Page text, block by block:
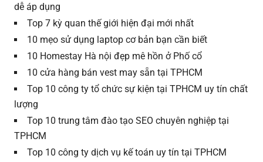
dễ áp dụng
Top 7 kỳ quan thế giới hiện đại mới nhất
10 mẹo sử dụng laptop cơ bản bạn cần biết
10 Homestay Hà nội đẹp mê hồn ở Phố cổ
10 cửa hàng bán vest may sẵn tại TPHCM
Top 10 công ty tổ chức sự kiện tại TPHCM uy tín chất
lượng
Top 10 trung tâm đào tạo SEO chuyên nghiệp tại
TPHCM
Top 10 công ty dịch vụ kế toán uy tín tại TPHCM